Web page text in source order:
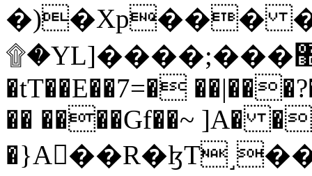
�)�Xp���
۩�YL]����;���׿�޽������+��k��o���O�Zt�6�[a��v_r;�b�f���==
�tT��E��7=�
�� ����Gf��~ ]A�